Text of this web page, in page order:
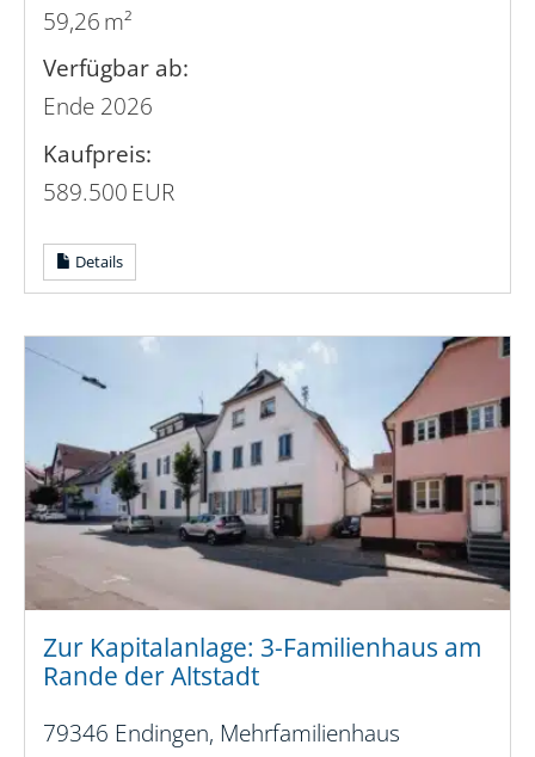
59,26 m²
Verfügbar ab:
Ende 2026
Kaufpreis:
589.500 EUR
Details
Zur Kapitalanlage: 3-Familienhaus am
Rande der Altstadt
79346 Endingen, Mehrfamilienhaus